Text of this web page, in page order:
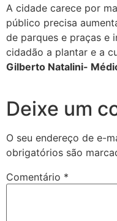
A cidade carece por
público precisa
de parques e praças e
cidadão a plantar e a
Gilberto Natalini-
Deixe um
O seu endereço de e-
obrigatórios são
Comentário *